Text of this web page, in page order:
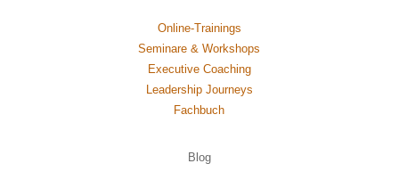
Online-Trainings
Seminare & Workshops
Executive Coaching
Leadership Journeys
Fachbuch
Blog